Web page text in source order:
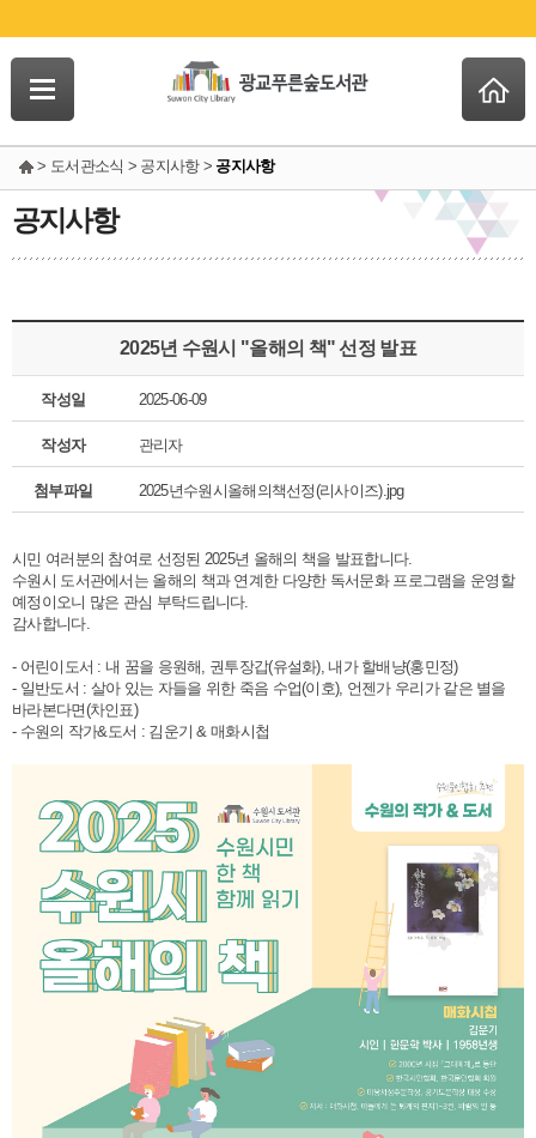
> 도서관소식 > 공지사항 > 공지사항
공지사항
2025년 수원시 "올해의 책" 선정 발표
작성일 2025-06-09
작성자 관리자
첨부파일 2025년수원시올해의책선정(리사이즈).jpg
시민 여러분의 참여로 선정된 2025년 올해의 책을 발표합니다.
수원시 도서관에서는 올해의 책과 연계한 다양한 독서문화 프로그램을 운영할
예정이오니 많은 관심 부탁드립니다.
감사합니다.
- 어린이도서 : 내 꿈을 응원해, 권투장갑(유설화), 내가 할배냥(홍민정)
- 일반도서 : 살아 있는 자들을 위한 죽음 수업(이호), 언젠가 우리가 같은 별을
바라본다면(차인표)
- 수원의 작가&도서 : 김운기 & 매화시첩